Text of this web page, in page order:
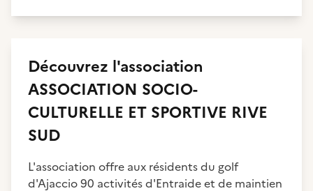
Découvrez l'association
ASSOCIATION SOCIO-
CULTURELLE ET SPORTIVE RIVE
SUD
L'association offre aux résidents du golf
d'Ajaccio 90 activités d'Entraide et de maintien